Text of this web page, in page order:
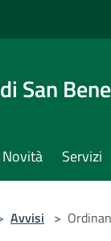
San
Novità Servizi
Avvisi >